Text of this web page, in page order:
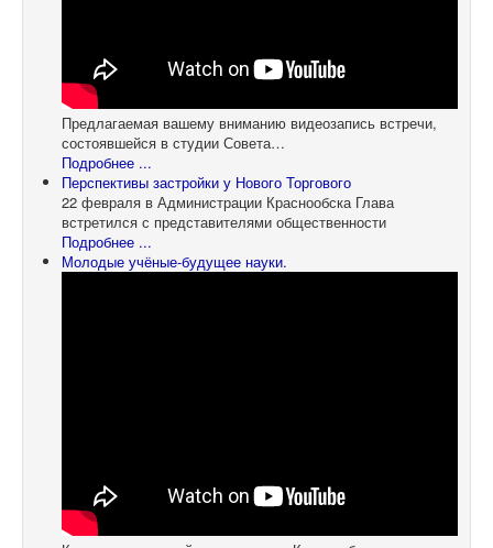
Предлагаемая вашему вниманию видеозапись встречи,
состоявшейся в студии Совета…
Подробнее ...
Перспективы застройки у Нового Торгового
22 февраля в Администрации Краснообска Глава
встретился с представителями общественности
Подробнее ...
Молодые учёные-будущее науки.